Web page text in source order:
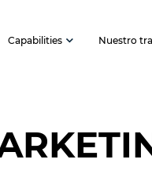
Capabilities Nuestro